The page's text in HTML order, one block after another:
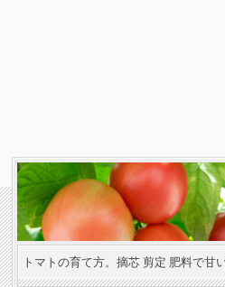
トマトの育て方。摘芯 剪定 肥料で甘